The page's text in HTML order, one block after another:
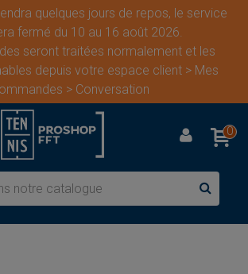
quelques jours de repos, le service
fermé du 10 au 16 août 2026.
seront traitées normalement et les
depuis votre espace client > Mes
> Conversation
0